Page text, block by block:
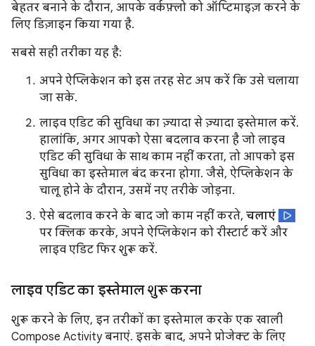
बेहतर बनाने के दौरान, आपके वर्कफ़्लो को ऑप्टिमाइज़ करने के
लिए डिज़ाइन किया गया है.
सबसे सही तरीका यह है:
अपने ऐप्लिकेशन को इस तरह सेट अप करें कि उसे चलाया
जा सके.
लाइव एडिट की सुविधा का ज़्यादा से ज़्यादा इस्तेमाल करें.
हालांकि, अगर आपको ऐसा बदलाव करना है जो लाइव
एडिट की सुविधा के साथ काम नहीं करता, तो आपको इस
सुविधा का इस्तेमाल बंद करना होगा. जैसे, ऐप्लिकेशन के
चालू होने के दौरान, उसमें नए तरीके जोड़ना.
ऐसे बदलाव करने के बाद जो काम नहीं करते, चलाएं
पर क्लिक करके, अपने ऐप्लिकेशन को रीस्टार्ट करें और
लाइव एडिट फिर शुरू करें.
लाइव एडिट का इस्तेमाल शुरू करना
शुरू करने के लिए, इन तरीकों का इस्तेमाल करके एक खाली
Compose Activity बनाएं. इसके बाद, अपने प्रोजेक्ट के लिए